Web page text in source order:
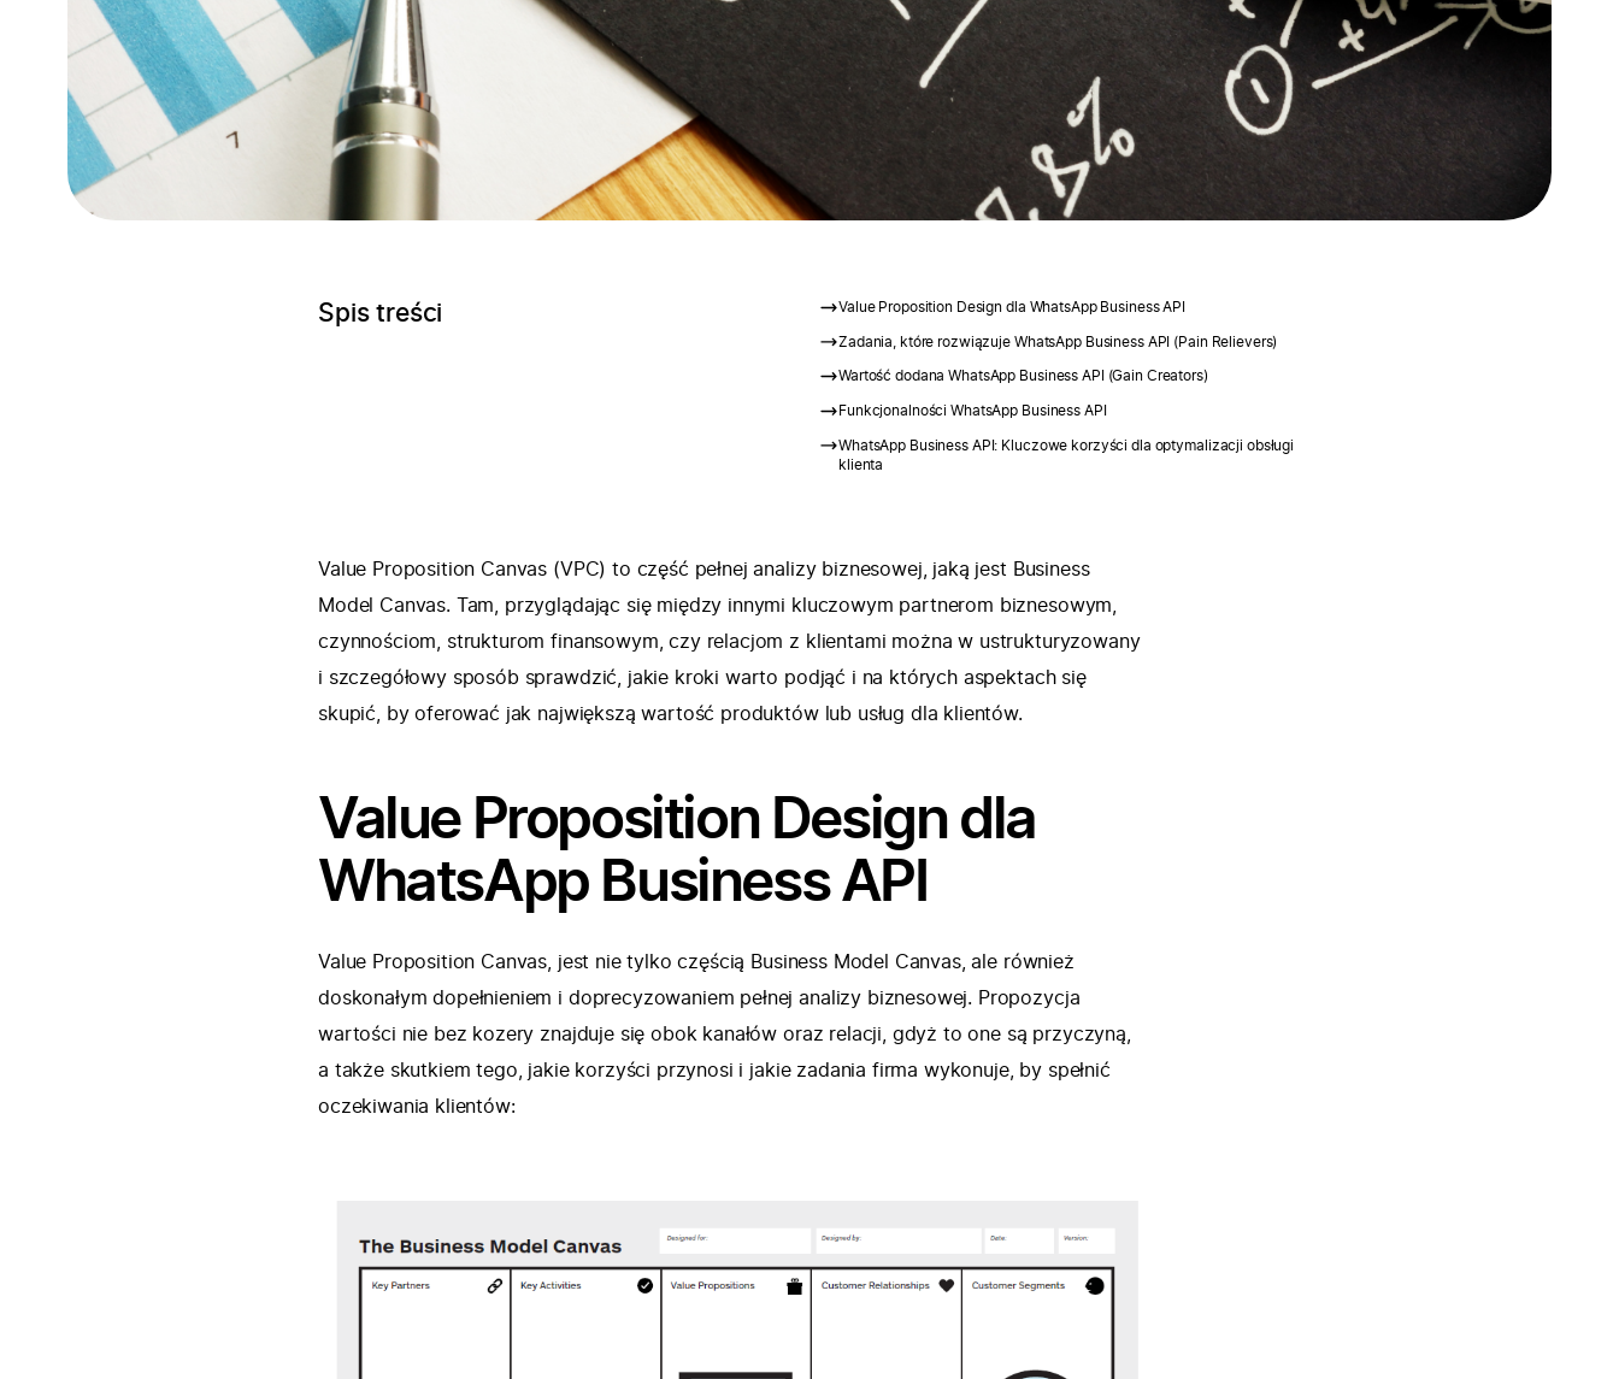
Spis treści Value Proposition Design dla WhatsApp Business API
Zadania, które rozwiązuje WhatsApp Business API (Pain Relievers)
Wartość dodana WhatsApp Business API (Gain Creators)
Funkcjonalności WhatsApp Business API
WhatsApp Business API: Kluczowe korzyści dla optymalizacji obsługi
klienta
Value Proposition Canvas (VPC) to część pełnej analizy biznesowej, jaką jest Business
Model Canvas. Tam, przyglądając się między innymi kluczowym partnerom biznesowym,
czynnościom, strukturom finansowym, czy relacjom z klientami można w ustrukturyzowany
i szczegółowy sposób sprawdzić, jakie kroki warto podjąć i na których aspektach się
skupić, by oferować jak największą wartość produktów lub usług dla klientów.
Value Proposition Design dla
WhatsApp Business API
Value Proposition Canvas, jest nie tylko częścią Business Model Canvas, ale również
doskonałym dopełnieniem i doprecyzowaniem pełnej analizy biznesowej. Propozycja
wartości nie bez kozery znajduje się obok kanałów oraz relacji, gdyż to one są przyczyną,
a także skutkiem tego, jakie korzyści przynosi i jakie zadania firma wykonuje, by spełnić
oczekiwania klientów: